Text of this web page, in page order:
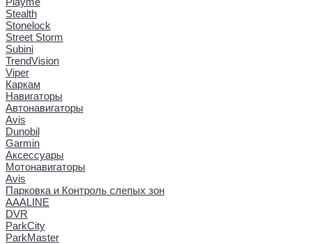
Stealth
Stonelock
Street Storm
Subini
TrendVision
Viper
Каркам
Навигаторы
Автонавигаторы
Avis
Dunobil
Garmin
Аксессуары
Мотонавигаторы
Avis
Парковка и Контроль слепых зон
AAALINE
DVR
ParkCity
ParkMaster